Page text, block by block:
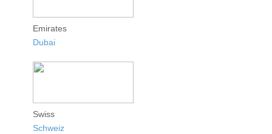
Emirates
Dubai
Swiss
Schweiz